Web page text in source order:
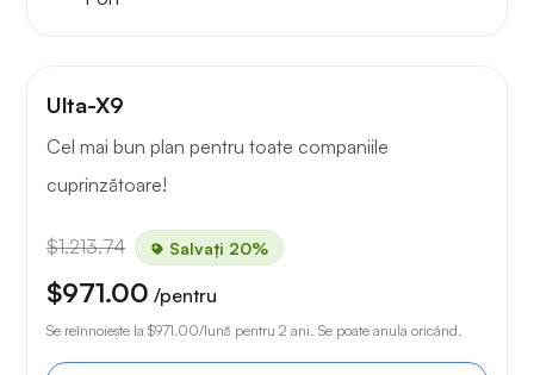
Ulta-X9
Cel mai bun plan pentru toate companiile
cuprinzătoare!
$1,213.74 Salvați 20%
$971.00 /pentru
Se reînnoiește la $971.00/lună pentru 2 ani. Se poate anula oricând.